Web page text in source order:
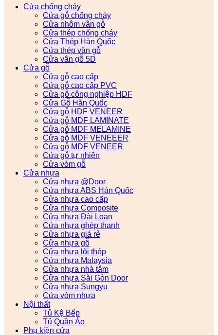
Cửa chống cháy
Cửa gỗ chống cháy
Cửa nhôm vân gỗ
Cửa thép chống cháy
Cửa Thép Hàn Quốc
Cửa thép vân gỗ
Cửa vân gỗ 5D
Cửa gỗ
Cửa gỗ cao cấp
Cửa gỗ cao cấp PVC
Cửa gỗ công nghiệp HDF
Cửa Gỗ Hàn Quốc
Cửa gỗ HDF VENEER
Cửa gỗ MDF LAMINATE
Cửa gỗ MDF MELAMINE
Cửa gỗ MDF VENEEER
Cửa gỗ MDF VENEER
Cửa gỗ tự nhiên
Cửa vòm gỗ
Cửa nhựa
Cửa nhựa @Door
Cửa nhựa ABS Hàn Quốc
Cửa nhựa cao cấp
Cửa nhựa Composite
Cửa nhựa Đài Loan
Cửa nhựa ghép thanh
Cửa nhựa giá rẻ
Cửa nhựa gỗ
Cửa nhựa lõi thép
Cửa nhựa Malaysia
Cửa nhựa nhà tắm
Cửa nhựa Sài Gòn Door
Cửa nhựa Sungyu
Cửa vòm nhựa
Nội thất
Tủ Kệ Bếp
Tủ Quần Áo
Phụ kiện cửa